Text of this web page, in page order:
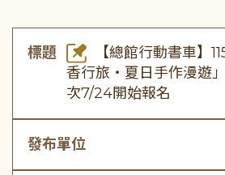
標題
【總館行動書車】
香行旅・夏日手作漫遊
次7/24開始報名
發布單位